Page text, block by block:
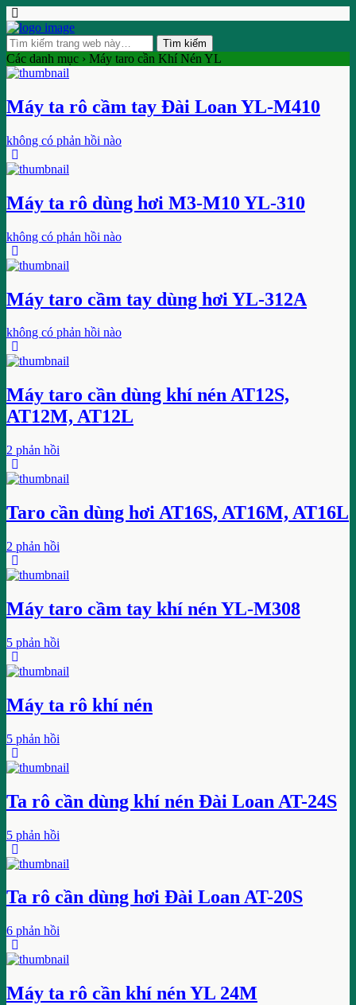
Các danh mục › Máy taro cần Khí Nén YL
Máy ta rô cầm tay Đài Loan YL-M410
không có phản hồi nào
Máy ta rô dùng hơi M3-M10 YL-310
không có phản hồi nào
Máy taro cầm tay dùng hơi YL-312A
không có phản hồi nào
Máy taro cần dùng khí nén AT12S,
AT12M, AT12L
2 phản hồi
Taro cần dùng hơi AT16S, AT16M, AT16L
2 phản hồi
Máy taro cầm tay khí nén YL-M308
5 phản hồi
Máy ta rô khí nén
5 phản hồi
Ta rô cần dùng khí nén Đài Loan AT-24S
5 phản hồi
Ta rô cần dùng hơi Đài Loan AT-20S
6 phản hồi
Máy ta rô cần khí nén YL 24M